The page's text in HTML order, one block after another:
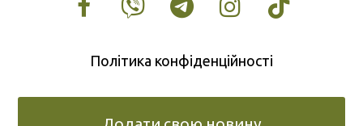
Facebook
VimeoTumblrInstagram
Tiktok
Політика конфіденційності